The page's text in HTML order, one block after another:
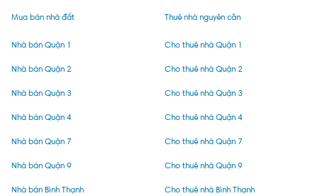
Mua bán nhà đất
Nhà bán Quận 1
Nhà bán Quận 2
Nhà bán Quận 3
Nhà bán Quận 4
Nhà bán Quận 7
Nhà bán Quận 9
Nhà bán Bình Thạnh
Thuê nhà nguyên căn
Cho thuê nhà Quận 1
Cho thuê nhà Quận 2
Cho thuê nhà Quận 3
Cho thuê nhà Quận 4
Cho thuê nhà Quận 7
Cho thuê nhà Quận 9
Cho thuê nhà Bình Thạnh